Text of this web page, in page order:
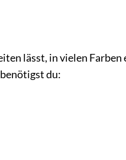
lässt, in vielen
du: